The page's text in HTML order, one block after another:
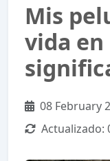
Mis
vida en
08 February
Actualizado: